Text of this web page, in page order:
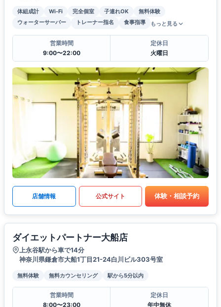
体組成計 Wi-Fi 完全個室 子連れOK
無料体験
ウォーターサーバー
トレーナー指名 食事指導 もっと見る
営業時間
9:00〜22:00
定休日
火曜日
店舗情報 公式サイト 体験・相談予約
ダイエットパートナー大船店
上永谷駅から車で14分
神奈川県鎌倉市大船1丁目21-24白川ビル303号室
無料体験 無料カウンセリング 駅から5分以内
営業時間
8:00〜23:00
定休日
年中無休